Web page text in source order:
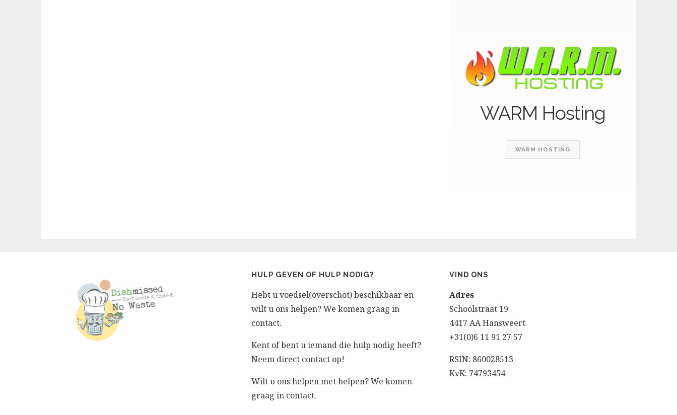
WARM Hosting
WARM HOSTING
HULP GEVEN OF HULP NODIG?
Hebt u voedsel(overschot) beschikbaar en
wilt u ons helpen? We komen graag in
contact.
Kent of bent u iemand die hulp nodig heeft?
Neem direct contact op!
Wilt u ons helpen met helpen? We komen
graag in contact.
VIND ONS
Adres
Schoolstraat 19
4417 AA Hansweert
+31(0)6 11 91 27 57
RSIN: 860028513
KvK: 74793454